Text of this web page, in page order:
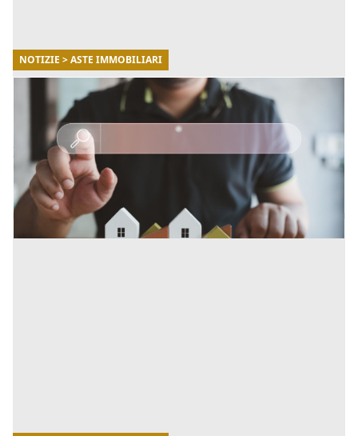
NOTIZIE > ASTE IMMOBILIARI
Voltura catastale online, il nuovo servizio
dell'Agenzia delle entrate
Il sito dell'Agenzia delle Entrate ha introdotto un
nuovo e utile servizio per il cliente, quello della voltura
catastale online. [...]